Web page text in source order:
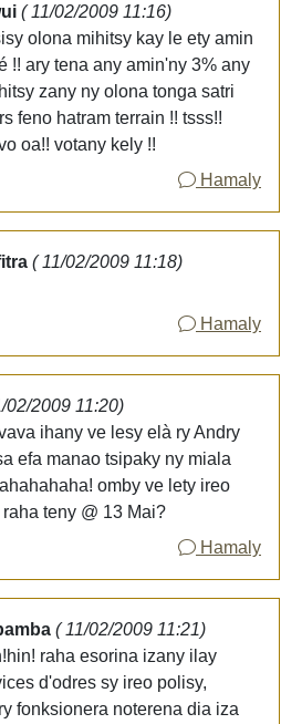
( 11/02/2009 11:16)
olona mihitsy kay le ety amin
!! ary tena any amin'ny 3% any
zany ny olona tonga satri
feno hatram terrain !! tsss!!
oa!! votany kely !!
Hamaly
( 11/02/2009 11:18)
Hamaly
02/2009 11:20)
ihany ve lesy elà ry Andry
efa manao tsipaky ny miala
omby ve lety ireo
teny @ 13 Mai?
Hamaly
( 11/02/2009 11:21)
raha esorina izany ilay
d'odres sy ireo polisy,
fonksionera noterena dia iza